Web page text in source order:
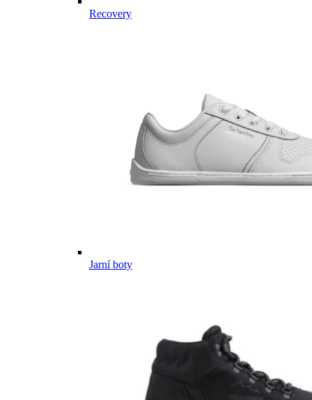
Recovery
Jarní boty